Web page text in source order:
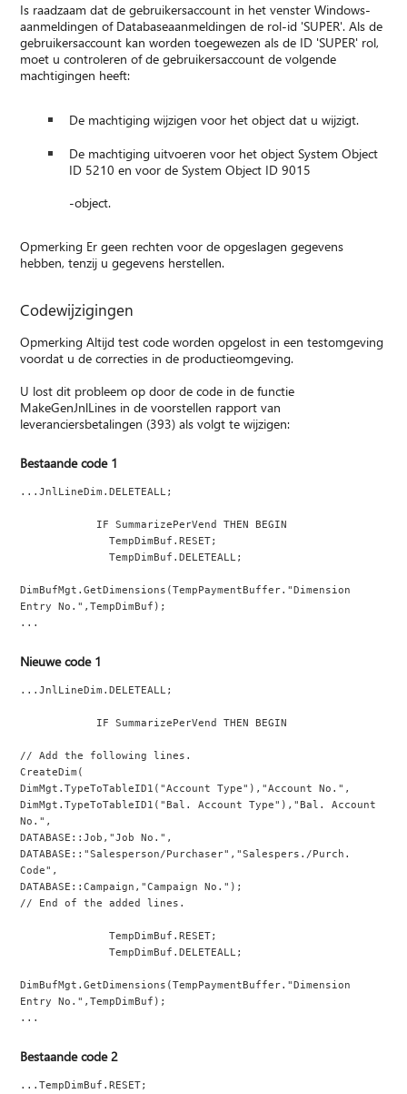
Is raadzaam dat de gebruikersaccount in het venster Windows-
aanmeldingen of Databaseaanmeldingen de rol-id 'SUPER'. Als de
gebruikersaccount kan worden toegewezen als de ID 'SUPER' rol,
moet u controleren of de gebruikersaccount de volgende
machtigingen heeft:
De machtiging wijzigen voor het object dat u wijzigt.
De machtiging uitvoeren voor het object System Object
ID 5210 en voor de System Object ID 9015
-object.
Opmerking Er geen rechten voor de opgeslagen gegevens
hebben, tenzij u gegevens herstellen.
Codewijzigingen
Opmerking Altijd test code worden opgelost in een testomgeving
voordat u de correcties in de productieomgeving.
U lost dit probleem op door de code in de functie
MakeGenJnlLines in de voorstellen rapport van
leveranciersbetalingen (393) als volgt te wijzigen:
Bestaande code 1
...JnlLineDim.DELETEALL;
            IF SummarizePerVend THEN BEGIN
              TempDimBuf.RESET;
              TempDimBuf.DELETEALL;
DimBufMgt.GetDimensions(TempPaymentBuffer."Dimension
Entry No.",TempDimBuf);
...
Nieuwe code 1
...JnlLineDim.DELETEALL;
            IF SummarizePerVend THEN BEGIN
// Add the following lines.
CreateDim(
DimMgt.TypeToTableID1("Account Type"),"Account No.",
DimMgt.TypeToTableID1("Bal. Account Type"),"Bal. Account
No.",
DATABASE::Job,"Job No.",
DATABASE::"Salesperson/Purchaser","Salespers./Purch.
Code",
DATABASE::Campaign,"Campaign No.");
// End of the added lines.
              TempDimBuf.RESET;
              TempDimBuf.DELETEALL;
DimBufMgt.GetDimensions(TempPaymentBuffer."Dimension
Entry No.",TempDimBuf);
...
Bestaande code 2
...TempDimBuf.RESET;